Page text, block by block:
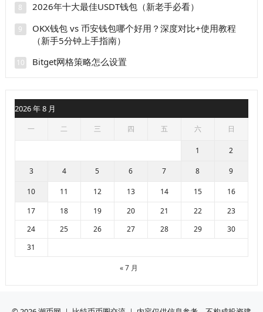
8 2026年十大最佳USDT钱包（新老手必看）
9
OKX钱包 vs 币安钱包哪个好用？深度对比+使用教程
（新手5分钟上手指南）
10 Bitget网格策略怎么设置
2026 年 8 月
一 二 三 四 五 六 日
1 2
3 4 5 6 7 8 9
10 11 12 13 14 15
16
17
18 19 20 21 22
23
24
25 26 27 28 29
30
31
« 7 月